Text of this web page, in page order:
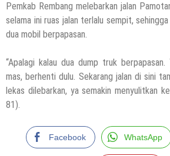
Pemkab Rembang melebarkan jalan
selama ini ruas jalan terlalu sempit,
dua mobil berpapasan.
“Apalagi kalau dua dump truk berpapasan.
mas, berhenti dulu. Sekarang jalan di sini
lekas dilebarkan, ya semakin menyulitkan
81).
Facebook WhatsApp